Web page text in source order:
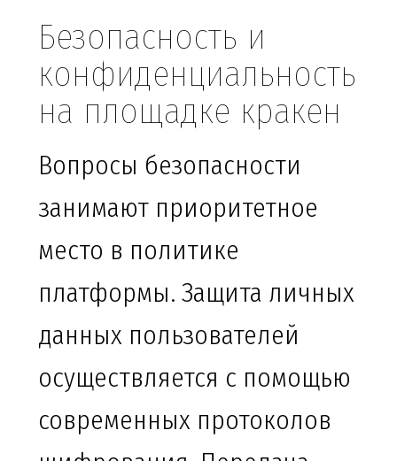
Безопасность и
конфиденциальность
на площадке кракен
Вопросы безопасности
занимают приоритетное
место в политике
платформы. Защита личных
данных пользователей
осуществляется с помощью
современных протоколов